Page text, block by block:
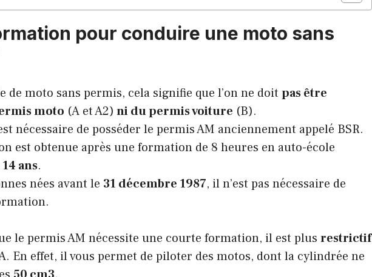
pour conduire une moto sans
de moto sans permis, cela signifie que l’on ne doit pas être
moto (A et A2) ni du permis voiture (B).
nécessaire de posséder le permis AM anciennement appelé BSR.
est obtenue après une formation de 8 heures en auto-école
14 ans.
nées avant le 31 décembre 1987, il n’est pas nécessaire de
le permis AM nécessite une courte formation, il est plus restrictif
En effet, il vous permet de piloter des motos, dont la cylindrée ne